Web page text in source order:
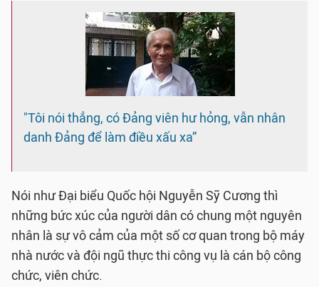
"Tôi nói thẳng, có Đảng viên hư hỏng, vẫn nhân
danh Đảng để làm điều xấu xa”
Nói như Đại biểu Quốc hội Nguyễn Sỹ Cương thì
những bức xúc của người dân có chung một nguyên
nhân là sự vô cảm của một số cơ quan trong bộ máy
nhà nước và đội ngũ thực thi công vụ là cán bộ công
chức, viên chức.